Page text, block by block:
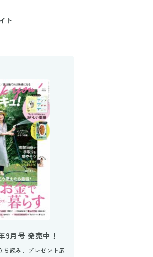
ト
9月号 発売中！
ち読み、プレゼント応